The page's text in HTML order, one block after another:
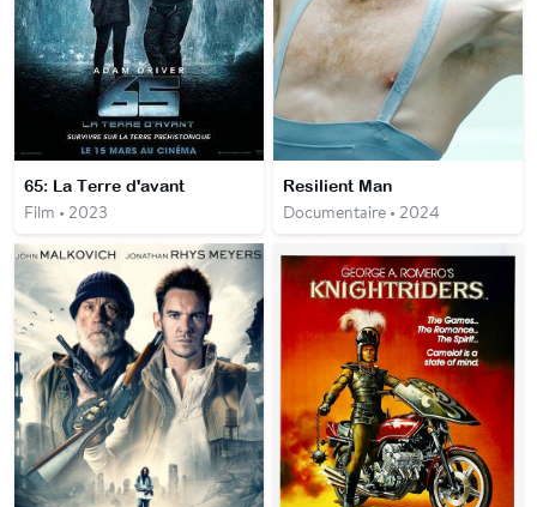
65: La Terre d'avant
Film • 2023
Resilient Man
Documentaire • 2024